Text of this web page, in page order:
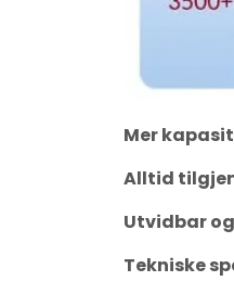
Mer
Alltid
Utvidbar
Tekniske